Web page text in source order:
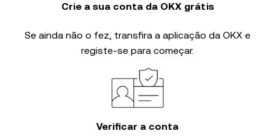
Crie a sua conta da OKX grátis
Se ainda não o fez, transfira a aplicação da OKX e
registe-se para começar.
Verificar a conta